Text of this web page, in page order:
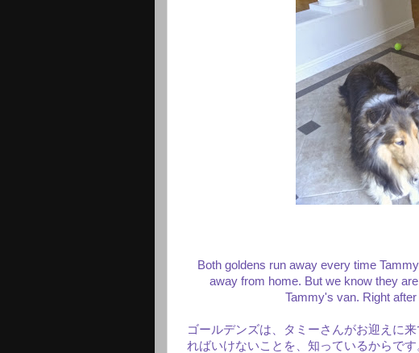
Both goldens run away every time
away from home. But we know they
Tammy's van. Right
ゴールデンズは、タミーさんがお迎えに
ればいけないことを、知っているからで